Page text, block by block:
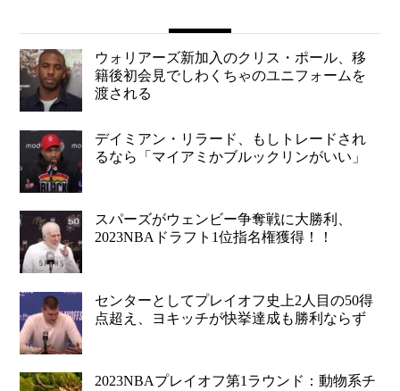
ウォリアーズ新加入のクリス・ポール、移
籍後初会見でしわくちゃのユニフォームを
渡される
デイミアン・リラード、もしトレードされ
るなら「マイアミかブルックリンがいい」
スパーズがウェンビー争奪戦に大勝利、
2023NBAドラフト1位指名権獲得！！
センターとしてプレイオフ史上2人目の50得
点超え、ヨキッチが快挙達成も勝利ならず
2023NBAプレイオフ第1ラウンド：動物系チ